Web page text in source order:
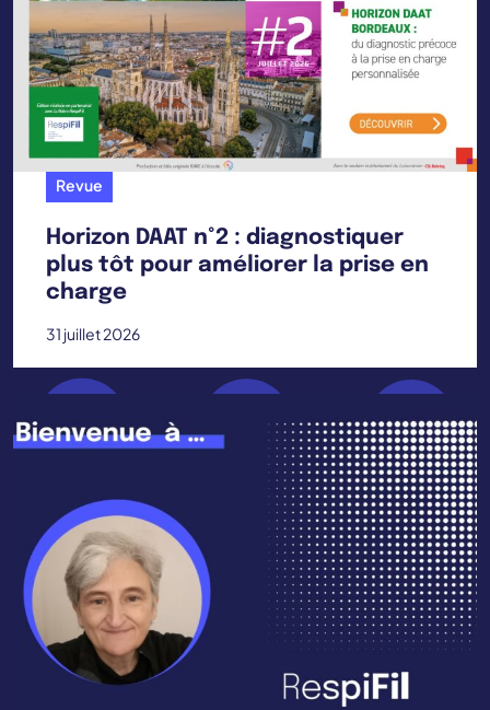
Revue
Horizon DAAT n°2 : diagnostiquer
plus tôt pour améliorer la prise en
charge
31 juillet 2026